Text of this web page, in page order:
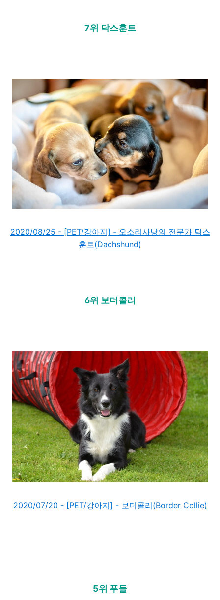
7위 닥스훈트
2020/08/25 - [PET/강아지] - 오소리사냥의 전문가 닥스
훈트(Dachshund)
6위 보더콜리
2020/07/20 - [PET/강아지] - 보더콜리(Border Collie)
5위 푸들